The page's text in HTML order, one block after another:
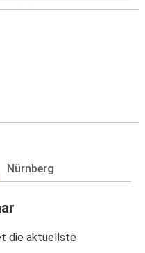
Nürnberg
die aktuellste